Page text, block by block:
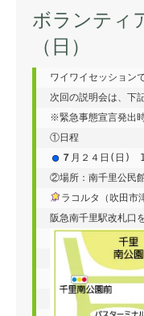
ボランティ
（日）
ワイワイセッション
次回の説明会は、下
※緊急事態宣言発出
７ 月２４日(日)　
ラコルタ（吹田市